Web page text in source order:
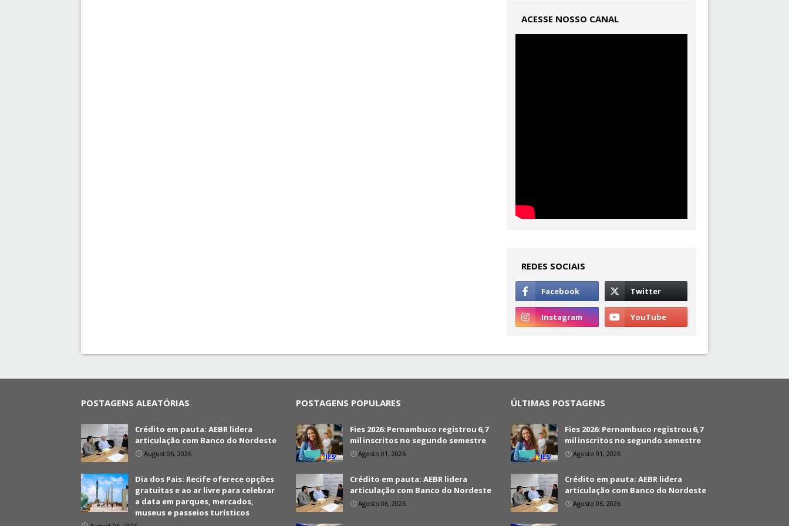
ACESSE NOSSO CANAL
REDES SOCIAIS
POSTAGENS ALEATÓRIAS
Crédito em pauta: AEBR lidera
articulação com Banco do Nordeste
August 06, 2026
Dia dos Pais: Recife oferece opções
gratuitas e ao ar livre para celebrar
a data em parques, mercados,
museus e passeios turísticos
POSTAGENS POPULARES
Fies 2026: Pernambuco registrou 6,7
mil inscritos no segundo semestre
Agosto 01, 2026
Crédito em pauta: AEBR lidera
articulação com Banco do Nordeste
Agosto 06, 2026
ÚLTIMAS POSTAGENS
Fies 2026: Pernambuco registrou 6,7
mil inscritos no segundo semestre
Agosto 01, 2026
Crédito em pauta: AEBR lidera
articulação com Banco do Nordeste
Agosto 06, 2026